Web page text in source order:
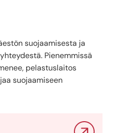
suojaamisesta ja
Pienemmissä
pelastuslaitos
suojaamiseen